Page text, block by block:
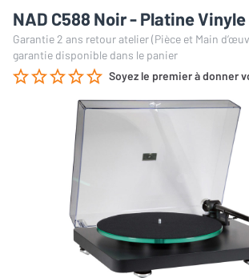
NAD C588 Noir - Platine Vinyle
Garantie 2 ans retour atelier (Pièce et Main
garantie disponible dans le panier
Soyez le premier à donner